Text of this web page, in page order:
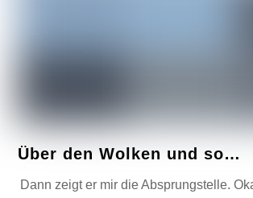
Über den Wolken und so…
Dann zeigt er mir die Absprungstelle.